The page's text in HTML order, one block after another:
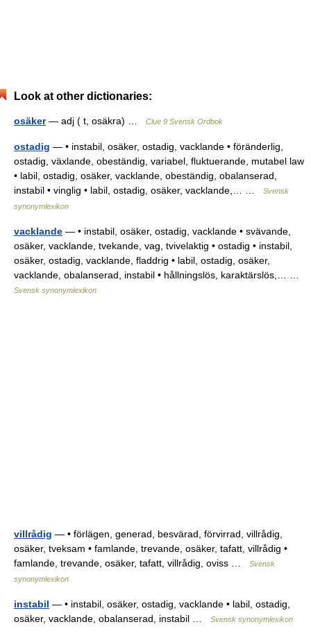
Look at other dictionaries:
osäker— adj ( t, osäkra) … Clue 9 Svensk Ordbok
ostadig — • instabil, osäker, ostadig, vacklande • föränderlig,
ostadig, växlande, obeständig, variabel, fluktuerande, mutabel law
• labil, ostadig, osäker, vacklande, obeständig, obalanserad,
instabil • vinglig • labil, ostadig, osäker, vacklande,… …
Svensk
synonymlexikon
vacklande — • instabil, osäker, ostadig, vacklande • svävande,
osäker, vacklande, tvekande, vag, tvivelaktig • ostadig • instabil,
osäker, ostadig, vacklande, fladdrig • labil, ostadig, osäker,
vacklande, obalanserad, instabil • hållningslös, karaktärslös,… …
Svensk synonymlexikon
villrådig — • förlägen, generad, besvärad, förvirrad, villrådig,
osäker, tveksam • famlande, trevande, osäker, tafatt, villrådig •
famlande, trevande, osäker, tafatt, villrådig, oviss …
Svensk
synonymlexikon
instabil — • instabil, osäker, ostadig, vacklande • labil, ostadig,
osäker, vacklande, obalanserad, instabil …
Svensk synonymlexikon